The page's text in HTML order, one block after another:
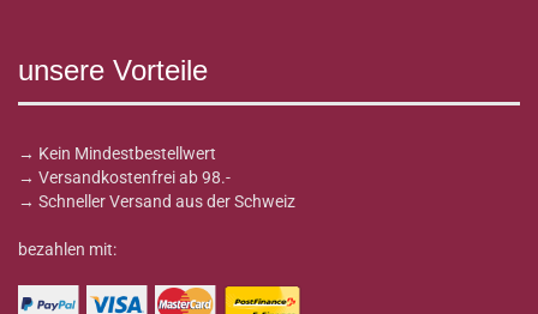
unsere Vorteile
→ Kein Mindestbestellwert
→ Versandkostenfrei ab 98.-
→ Schneller Versand aus der Schweiz
bezahlen mit: